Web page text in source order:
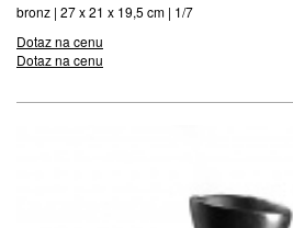
bronz | 27 x 21 x 19,5 cm | 1/7
Dotaz na cenu
Dotaz na cenu